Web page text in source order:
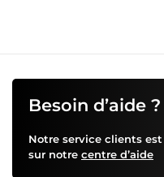
Besoin d’aide ?
Notre service clients
sur notre centre d’aide